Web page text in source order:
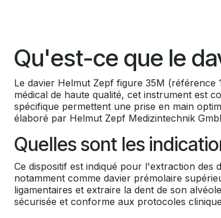
Qu'est-ce que le
Le davier Helmut Zepf figure 35M (référence
médical de haute qualité, cet instrument est
spécifique permettent une prise en main
élaboré par Helmut Zepf Medizintechnik
Quelles sont les
Ce dispositif est indiqué pour l'extraction des
notamment comme davier prémolaire
ligamentaires et extraire la dent de son
sécurisée et conforme aux protocoles